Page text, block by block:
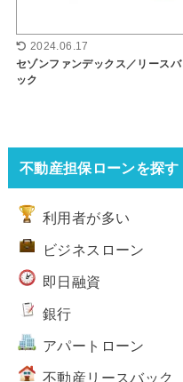
2024.06.17
セゾンファンデックス／リースバ
ック
不動産担保ローンを探す
利用者が多い
ビジネスローン
即日融資
銀行
アパートローン
不動産リースバック